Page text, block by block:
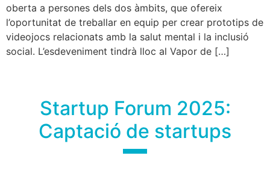
oberta a persones dels dos àmbits, que ofereix
l’oportunitat de treballar en equip per crear prototips de
videojocs relacionats amb la salut mental i la inclusió
social. L’esdeveniment tindrà lloc al Vapor de […]
Startup Forum 2025:
Captació de startups